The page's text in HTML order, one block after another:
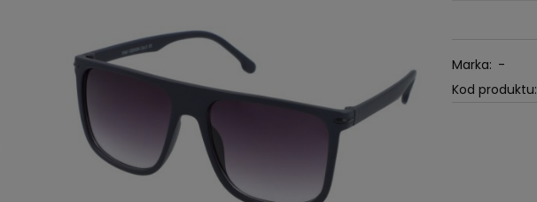
Marka: -
Kod produktu: